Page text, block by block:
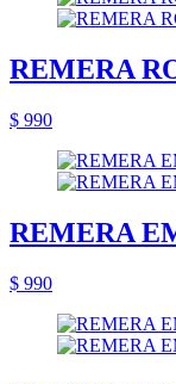
REMERA
$ 990
REMERA
$ 990